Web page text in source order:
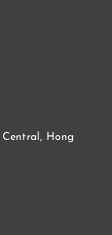
Central, Hong